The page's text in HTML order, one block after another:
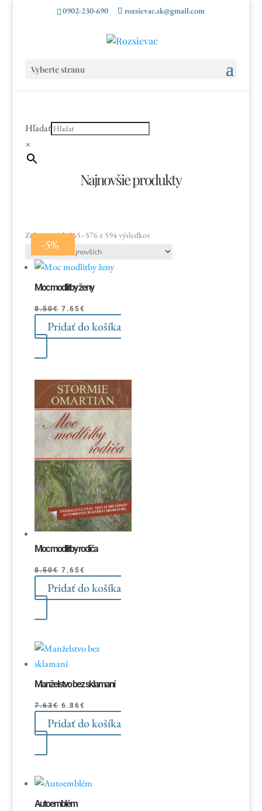
0902-230-690 rozsievac.sk@gmail.com
Vyberte stranu
Hľadať
×
Najnovšie produkty
Zobrazených 565–576 z 594 výsledkovZoradené
podľa
-10%
Moc modlitby ženy
8.50€ Pôvodná
cena
bola:
7.65€
cena
je:
Pridať do košíka
-10%
Moc modlitby rodiča
8.50€ Pôvodná
cena
bola:
7.65€
cena
je:
Pridať do košíka
-10%
Manželstvo bez sklamaní
7.63€ Pôvodná
cena
bola:
6.86€
cena
je:
Pridať do košíka
Autoemblém
-10%
-10%
-10%
-10%
-10%
-10%
-5%